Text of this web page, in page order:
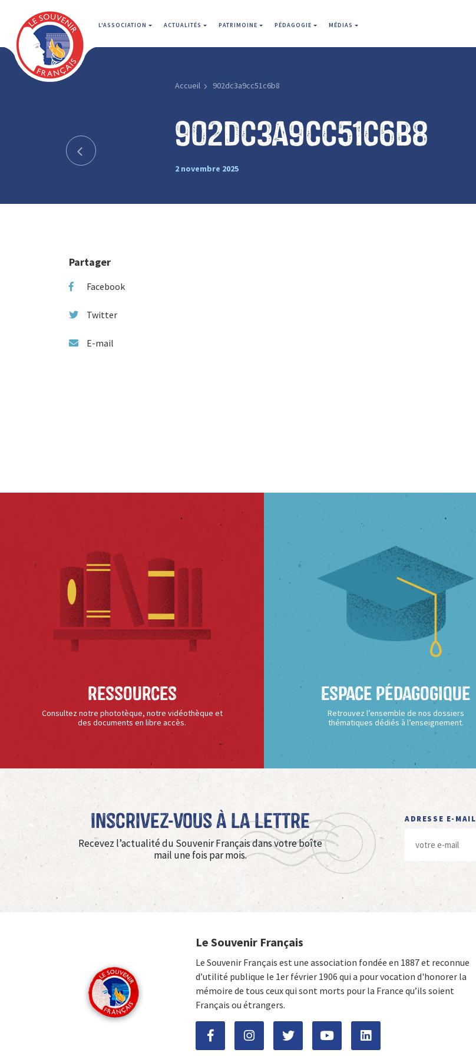
L'ASSOCIATION ACTUALITÉS PATRIMOINE PÉDAGOGIE MÉDIAS
Accueil 902dc3a9cc51c6b8
902dc3a9cc51c6b8
2 novembre 2025
Partager
Facebook
Twitter
E-mail
Ressources
Consultez notre phototèque, notre vidéothèque et
des documents en libre accès.
Espace Pédagogique
Retrouvez l’ensemble de nos dossiers
thématiques dédiés à l’enseignement.
Inscrivez-vous à La Lettre
Recevez l’actualité du Souvenir Français dans votre boîte
mail une fois par mois.
ADRESSE E-MAIL
Le Souvenir Français
Le Souvenir Français est une association fondée en 1887 et reconnue
d’utilité publique le 1er février 1906 qui a pour vocation d'honorer la
mémoire de tous ceux qui sont morts pour la France qu’ils soient
Français ou étrangers.